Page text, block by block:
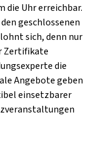
die Uhr erreichbar.
geschlossenen
sich, denn nur
Zertifikate
die
Angebote geben
einsetzbarer